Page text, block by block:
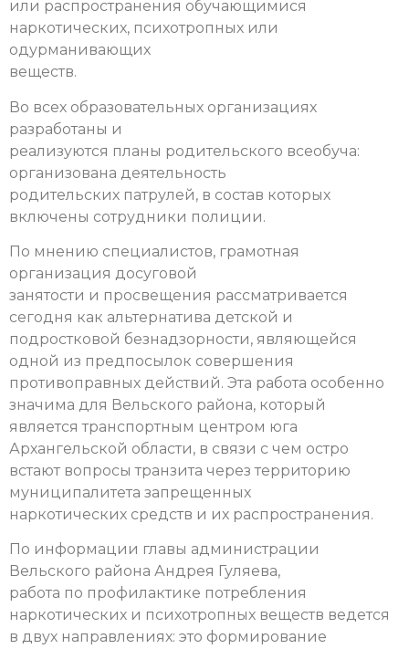
или распространения обучающимися
наркотических, психотропных или
одурманивающих
веществ.
Во всех образовательных организациях
разработаны и
реализуются планы родительского всеобуча:
организована деятельность
родительских патрулей, в состав которых
включены сотрудники полиции.
По мнению специалистов, грамотная
организация досуговой
занятости и просвещения рассматривается
сегодня как альтернатива детской и
подростковой безнадзорности, являющейся
одной из предпосылок совершения
противоправных действий. Эта работа особенно
значима для Вельского района, который
является транспортным центром юга
Архангельской области, в связи с чем остро
встают вопросы транзита через территорию
муниципалитета запрещенных
наркотических средств и их распространения.
По информации главы администрации
Вельского района Андрея Гуляева,
работа по профилактике потребления
наркотических и психотропных веществ ведется
в двух направлениях: это формирование